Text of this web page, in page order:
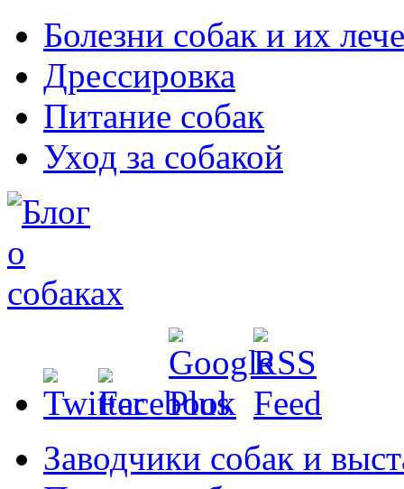
Болезни собак и их
Дрессировка
Питание собак
Уход за собакой
Заводчики собак и